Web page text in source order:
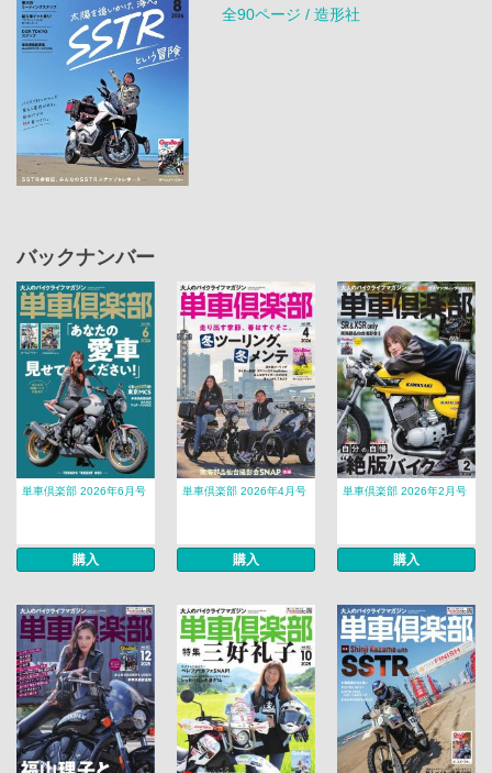
全90ページ / 造形社
バックナンバー
単車倶楽部 2026年6月号
購入
単車倶楽部 2026年4月号
購入
単車倶楽部 2026年2月号
購入